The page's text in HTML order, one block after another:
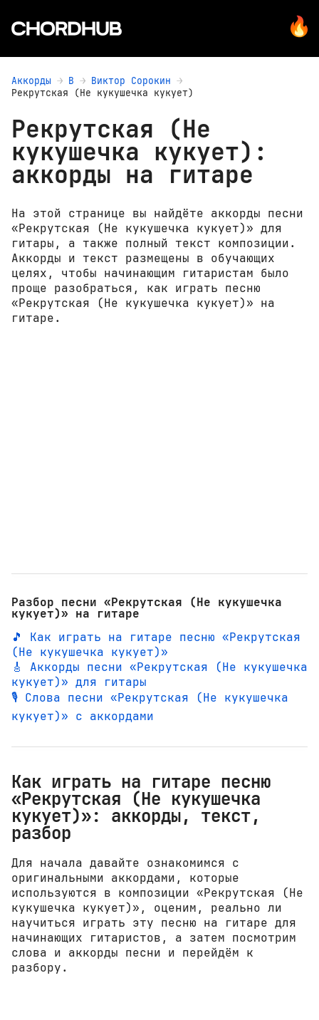
Аккорды В
Виктор Сорокин
Рекрутская (Не кукушечка кукует)
Рекрутская (Не
кукушечка кукует):
аккорды на гитаре
На этой странице вы найдёте аккорды песни
«Рекрутская (Не кукушечка кукует)» для
гитары, а также полный текст композиции.
Аккорды и текст размещены в обучающих
целях, чтобы начинающим гитаристам было
проще разобраться, как играть песню
«Рекрутская (Не кукушечка кукует)» на
гитаре.
Разбор песни «Рекрутская (Не кукушечка
кукует)» на гитаре
🎵 Как играть на гитаре песню «Рекрутская
(Не кукушечка кукует)»
🎸 Аккорды песни «Рекрутская (Не кукушечка
кукует)» для гитары
🎙️ Слова песни «Рекрутская (Не кукушечка
кукует)» с аккордами
Как играть на гитаре песню
«Рекрутская (Не кукушечка
кукует)»: аккорды, текст,
разбор
Для начала давайте ознакомимся с
оригинальными аккордами, которые
используются в композиции «Рекрутская (Не
кукушечка кукует)», оценим, реально ли
научиться играть эту песню на гитаре для
начинающих гитаристов, а затем посмотрим
слова и аккорды песни и перейдём к
разбору.